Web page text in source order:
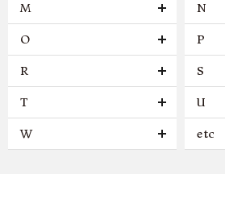
M N
O P
R S
T U
W etc